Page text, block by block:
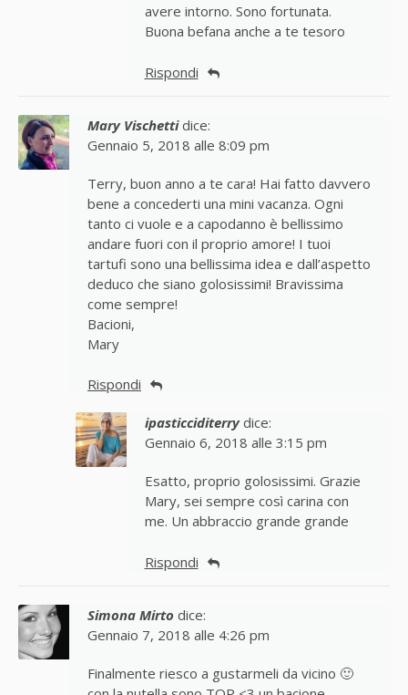
avere intorno. Sono fortunata.
Buona befana anche a te tesoro
Rispondi
Mary Vischetti dice:
Gennaio 5, 2018 alle 8:09 pm
Terry, buon anno a te cara! Hai fatto davvero
bene a concederti una mini vacanza. Ogni
tanto ci vuole e a capodanno è bellissimo
andare fuori con il proprio amore! I tuoi
tartufi sono una bellissima idea e dall’aspetto
deduco che siano golosissimi! Bravissima
come sempre!
Bacioni,
Mary
Rispondi
ipasticciditerry dice:
Gennaio 6, 2018 alle 3:15 pm
Esatto, proprio golosissimi. Grazie
Mary, sei sempre così carina con
me. Un abbraccio grande grande
Rispondi
Simona Mirto dice:
Gennaio 7, 2018 alle 4:26 pm
Finalmente riesco a gustarmeli da vicino 🙂